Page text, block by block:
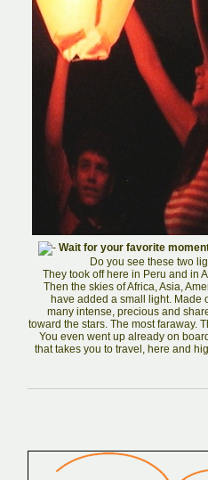
Wait for your favorite
Do you see these two
They took off here in Peru and in
Then the skies of Africa, Asia,
have added a small light. Made
many intense, precious and
toward the stars. The most faraway.
You even went up already on
that takes you to travel, here and